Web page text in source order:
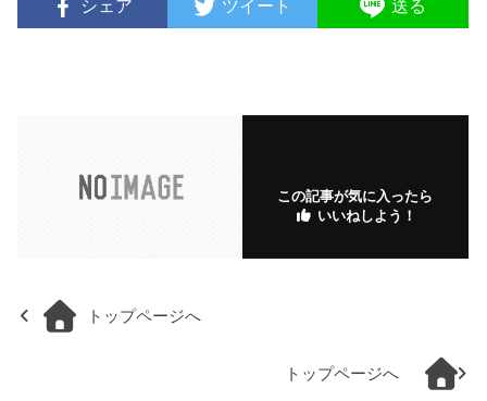
シェア ツイート 送る
この記事が気に入ったら
いいねしよう！
トップページへ
トップページへ